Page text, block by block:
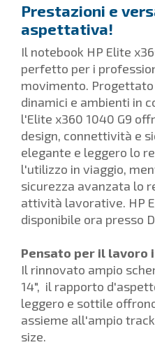
Prestazioni e
aspettativa!
Il notebook HP Elite
perfetto per i
movimento.
dinamici e ambienti in
l'Elite x360 1040 G9
design, connettività e
elegante e leggero lo
l'utilizzo in viaggio,
sicurezza avanzata lo
attività lavorative. HP
disponibile ora presso
Pensato per il lavoro
Il rinnovato ampio
14", il rapporto
leggero e sottile
assieme all'ampio
size.